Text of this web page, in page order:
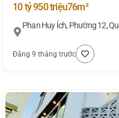
10 tỷ 950 triệu76m²
Phan Huy Ích, Phường 12,
Đăng 9 tháng trước